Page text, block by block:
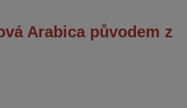
Arabica původem z